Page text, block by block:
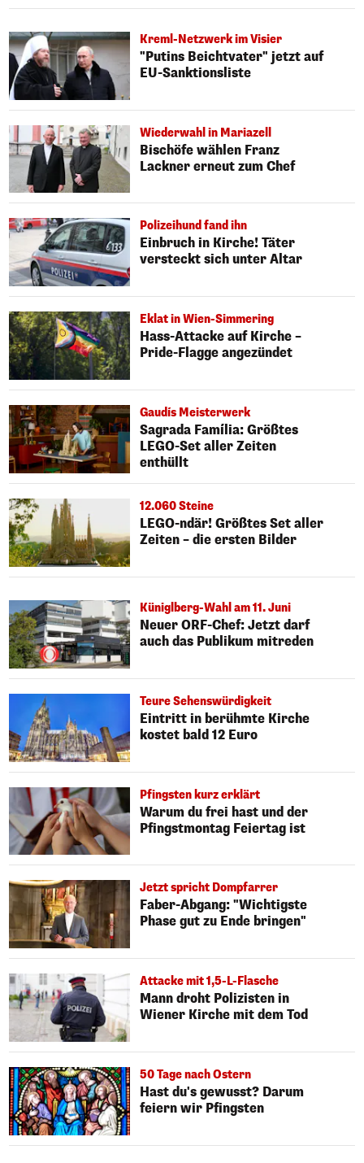
Kreml-Netzwerk im Visier
"Putins Beichtvater" jetzt auf
EU-Sanktionsliste
Wiederwahl in Mariazell
Bischöfe wählen Franz
Lackner erneut zum Chef
Polizeihund fand ihn
Einbruch in Kirche! Täter
versteckt sich unter Altar
Eklat in Wien-Simmering
Hass-Attacke auf Kirche –
Pride-Flagge angezündet
Gaudís Meisterwerk
Sagrada Família: Größtes
LEGO-Set aller Zeiten
enthüllt
12.060 Steine
LEGO-ndär! Größtes Set aller
Zeiten – die ersten Bilder
Küniglberg-Wahl am 11. Juni
Neuer ORF-Chef: Jetzt darf
auch das Publikum mitreden
Teure Sehenswürdigkeit
Eintritt in berühmte Kirche
kostet bald 12 Euro
Pfingsten kurz erklärt
Warum du frei hast und der
Pfingstmontag Feiertag ist
Jetzt spricht Dompfarrer
Faber-Abgang: "Wichtigste
Phase gut zu Ende bringen"
Attacke mit 1,5-L-Flasche
Mann droht Polizisten in
Wiener Kirche mit dem Tod
50 Tage nach Ostern
Hast du's gewusst? Darum
feiern wir Pfingsten